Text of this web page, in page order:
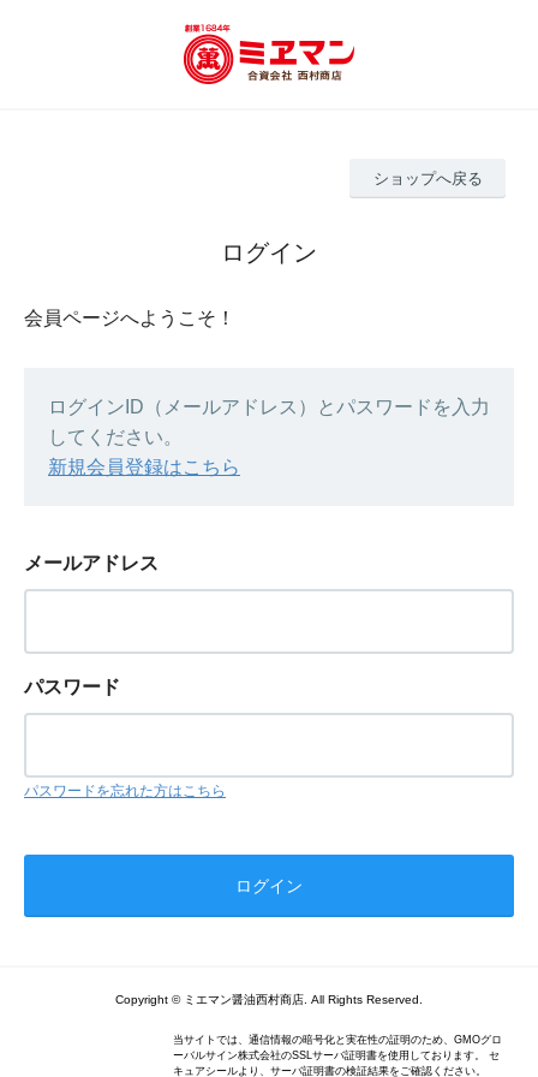
ショップへ戻る
ログイン
会員ページへようこそ！
ログインID（メールアドレス）とパスワードを入力
してください。
新規会員登録はこちら
メールアドレス
パスワード
パスワードを忘れた方はこちら
Copyright © ミエマン醤油西村商店. All Rights Reserved.
当サイトでは、通信情報の暗号化と実在性の証明のため、GMOグロ
ーバルサイン株式会社のSSLサーバ証明書を使用しております。 セ
キュアシールより、サーバ証明書の検証結果をご確認ください。